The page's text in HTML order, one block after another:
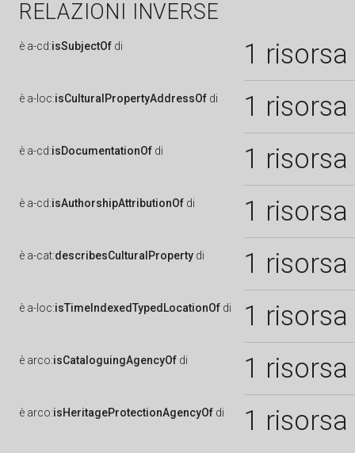
RELAZIONI INVERSE
è a-cd:isSubjectOf di 1 risorsa
è a-loc:isCulturalPropertyAddressOf di 1 risorsa
è a-cd:isDocumentationOf di 1 risorsa
è a-cd:isAuthorshipAttributionOf di 1 risorsa
è a-cat:describesCulturalProperty di 1 risorsa
è a-loc:isTimeIndexedTypedLocationOf di 1 risorsa
è arco:isCataloguingAgencyOf di 1 risorsa
è arco:isHeritageProtectionAgencyOf di 1 risorsa